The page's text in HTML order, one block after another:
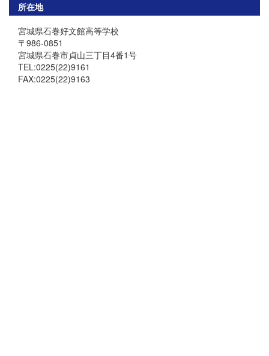
所在地
宮城県石巻好文館高等学校
〒986-0851
宮城県石巻市貞山三丁目4番1号
TEL:0225(22)9161
FAX:0225(22)9163